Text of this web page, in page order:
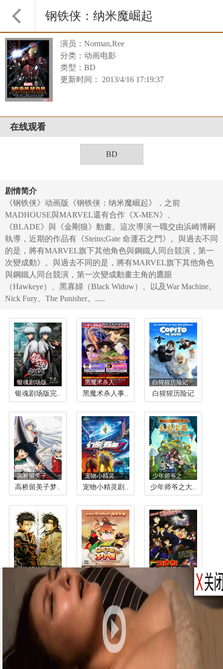
钢铁侠：纳米魔崛起
演员：Norman,Ree
分类：动画电影
类型：BD
更新时间： 2013/4/16 17:19:37
在线观看
BD
剧情简介
《钢铁侠》动画版《钢铁侠：纳米魔崛起》，之前
MADHOUSE與MARVEL還有合作《X-MEN》、
《BLADE》與《金剛狼》動畫。這次導演一職交由浜崎博嗣
執導，近期的作品有《Steins;Gate 命運石之門》。與過去不同
的是，將有MARVEL旗下其他角色與鋼鐵人同台競演，第一
次變成動》。與過去不同的是，將有MARVEL旗下其他角色
與鋼鐵人同台競演，第一次變成動畫主角的鷹眼
（Hawkeye）、黑寡婦（Black Widow）、以及War Machine、
Nick Fury、The Punisher。.....
银魂剧场版..
银魂剧场版完..
黑魔术杀人..
黑魔术杀人事..
白猩猩历险记
白猩猩历险记
高桥留美子..
高桥留美子梦..
宠物小精灵..
宠物小精灵剧..
少年师爷之..
少年师爷之大..
最游记外传..
最游记外传O..
三小强
三小强
名侦探柯南..
名侦探柯南：..